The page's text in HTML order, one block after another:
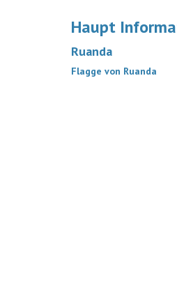
Haupt
Ruanda
Flagge von Ruanda